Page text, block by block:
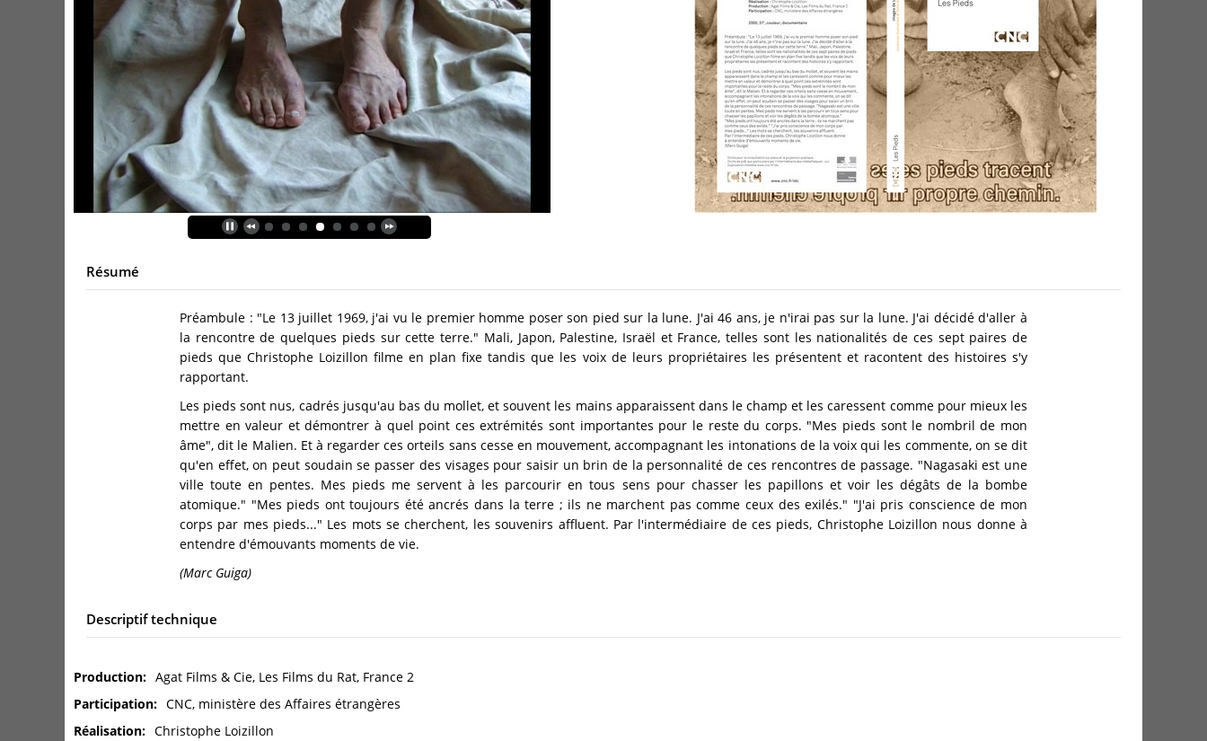
Résumé
Préambule : "Le 13 juillet 1969, j'ai vu le premier homme poser son pied sur la lune. J'ai 46 ans, je n'irai pas sur la lune. J'ai décidé d'aller à
la rencontre de quelques pieds sur cette terre." Mali, Japon, Palestine, Israël et France, telles sont les nationalités de ces sept paires de
pieds que Christophe Loizillon filme en plan fixe tandis que les voix de leurs propriétaires les présentent et racontent des histoires s'y
rapportant.
Les pieds sont nus, cadrés jusqu'au bas du mollet, et souvent les mains apparaissent dans le champ et les caressent comme pour mieux les
mettre en valeur et démontrer à quel point ces extrémités sont importantes pour le reste du corps. "Mes pieds sont le nombril de mon
âme", dit le Malien. Et à regarder ces orteils sans cesse en mouvement, accompagnant les intonations de la voix qui les commente, on se dit
qu'en effet, on peut soudain se passer des visages pour saisir un brin de la personnalité de ces rencontres de passage. "Nagasaki est une
ville toute en pentes. Mes pieds me servent à les parcourir en tous sens pour chasser les papillons et voir les dégâts de la bombe
atomique." "Mes pieds ont toujours été ancrés dans la terre ; ils ne marchent pas comme ceux des exilés." "J'ai pris conscience de mon
corps par mes pieds..." Les mots se cherchent, les souvenirs affluent. Par l'intermédiaire de ces pieds, Christophe Loizillon nous donne à
entendre d'émouvants moments de vie.
(Marc Guiga)
Descriptif technique
Production
Agat Films & Cie, Les Films du Rat, France 2
Participation
CNC, ministère des Affaires étrangères
Réalisation
Christophe Loizillon